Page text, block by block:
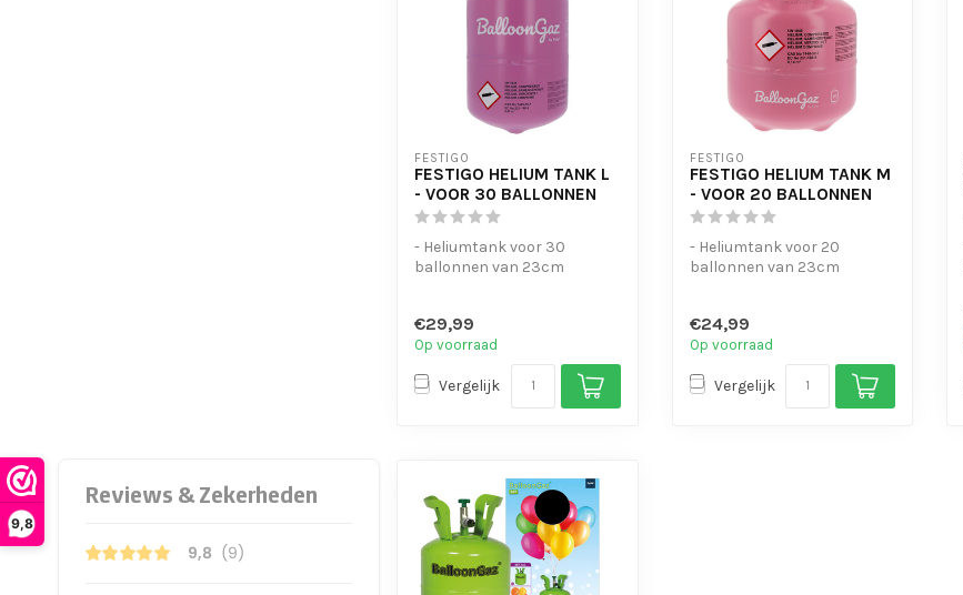
9,8
FESTIGO
FESTIGO HELIUM TANK L
- VOOR 30 BALLONNEN
- Heliumtank voor 30
ballonnen van 23cm
€29,99
Op voorraad
Vergelijk
FESTIGO
FESTIGO HELIUM TANK M
- VOOR 20 BALLONNEN
- Heliumtank voor 20
ballonnen van 23cm
€24,99
Op voorraad
Vergelijk